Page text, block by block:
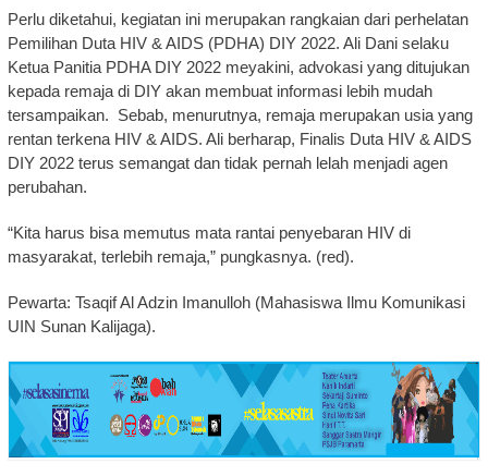
Perlu diketahui, kegiatan ini merupakan rangkaian dari perhelatan
Pemilihan Duta HIV & AIDS (PDHA) DIY 2022. Ali Dani selaku
Ketua Panitia PDHA DIY 2022 meyakini, advokasi yang ditujukan
kepada remaja di DIY akan membuat informasi lebih mudah
tersampaikan. Sebab, menurutnya, remaja merupakan usia yang
rentan terkena HIV & AIDS. Ali berharap, Finalis Duta HIV & AIDS
DIY 2022 terus semangat dan tidak pernah lelah menjadi agen
perubahan.
“Kita harus bisa memutus mata rantai penyebaran HIV di
masyarakat, terlebih remaja,” pungkasnya. (red).
Pewarta: Tsaqif Al Adzin Imanulloh (Mahasiswa Ilmu Komunikasi
UIN Sunan Kalijaga).